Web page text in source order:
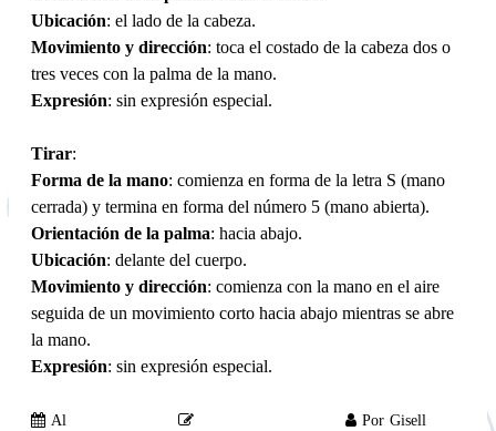
Ubicación: el lado de la cabeza.
Movimiento y dirección: toca el costado de la cabeza dos o
tres veces con la palma de la mano.
Expresión: sin expresión especial.
Tirar:
Forma de la mano: comienza en forma de la letra S (mano
cerrada) y termina en forma del número 5 (mano abierta).
Orientación de la palma: hacia abajo.
Ubicación: delante del cuerpo.
Movimiento y dirección: comienza con la mano en el aire
seguida de un movimiento corto hacia abajo mientras se abre
la mano.
Expresión: sin expresión especial.
Al
Por Gisell